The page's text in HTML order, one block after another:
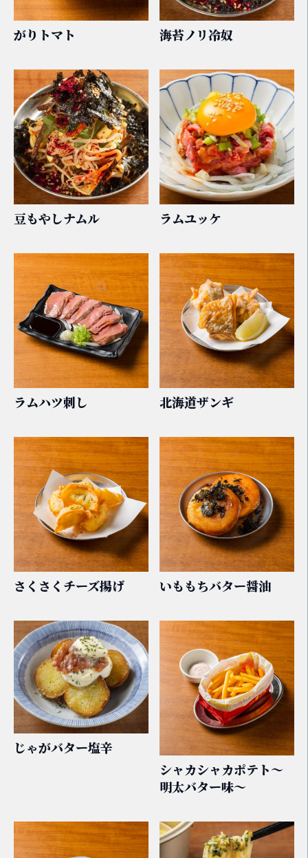
がりトマト 海苔ノリ冷奴
豆もやしナムル ラムユッケ
ラムハツ刺し 北海道ザンギ
さくさくチーズ揚げ いももちバター醤油
じゃがバター塩辛
シャカシャカポテト～
明太バター味～